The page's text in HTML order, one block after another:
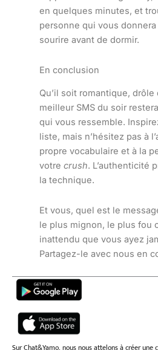
en quelques minutes, et
personne qui vous
sourire avant de dormir.
En conclusion
Qu’il soit romantique,
meilleur SMS du soir
qui vous ressemble.
liste, mais n’hésitez pas à
propre vocabulaire et à la
votre crush. L’authenticité
la technique.
Et vous, quel est le
le plus mignon, le plus fou
inattendu que vous ayez
Partagez-le avec nous en